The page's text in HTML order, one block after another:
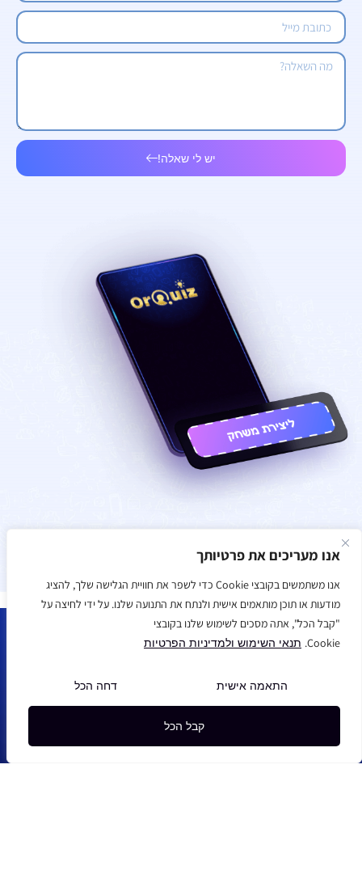
אנו מעריכים את פרטיותך
אנו משתמשים בקובצי Cookie כדי לשפר את חוויית הגלישה שלך, להציג
מודעות או תוכן מותאמים אישית ולנתח את התנועה שלנו. על ידי לחיצה על
"קבל הכל", אתה מסכים לשימוש שלנו בקובצי
Cookie. תנאי השימוש ולמדיניות הפרטיות
התאמה אישית דחה הכל
קבל הכל
יש לי שאלה!